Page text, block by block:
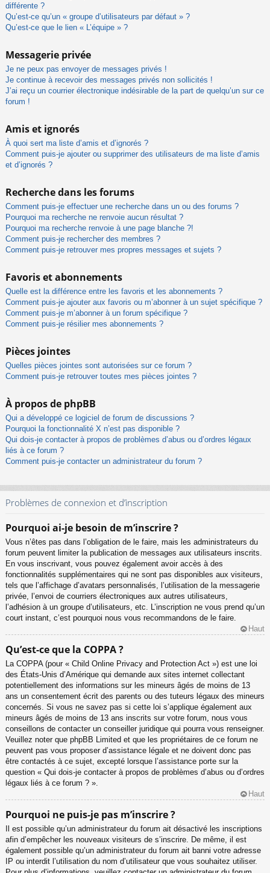
différente ?
Qu’est-ce qu’un « groupe d’utilisateurs par défaut » ?
Qu’est-ce que le lien « L’équipe » ?
Messagerie privée
Je ne peux pas envoyer de messages privés !
Je continue à recevoir des messages privés non sollicités !
J’ai reçu un courrier électronique indésirable de la part de quelqu’un sur ce
forum !
Amis et ignorés
À quoi sert ma liste d’amis et d’ignorés ?
Comment puis-je ajouter ou supprimer des utilisateurs de ma liste d’amis
et d’ignorés ?
Recherche dans les forums
Comment puis-je effectuer une recherche dans un ou des forums ?
Pourquoi ma recherche ne renvoie aucun résultat ?
Pourquoi ma recherche renvoie à une page blanche ?!
Comment puis-je rechercher des membres ?
Comment puis-je retrouver mes propres messages et sujets ?
Favoris et abonnements
Quelle est la différence entre les favoris et les abonnements ?
Comment puis-je ajouter aux favoris ou m’abonner à un sujet spécifique ?
Comment puis-je m’abonner à un forum spécifique ?
Comment puis-je résilier mes abonnements ?
Pièces jointes
Quelles pièces jointes sont autorisées sur ce forum ?
Comment puis-je retrouver toutes mes pièces jointes ?
À propos de phpBB
Qui a développé ce logiciel de forum de discussions ?
Pourquoi la fonctionnalité X n’est pas disponible ?
Qui dois-je contacter à propos de problèmes d’abus ou d’ordres légaux
liés à ce forum ?
Comment puis-je contacter un administrateur du forum ?
Problèmes de connexion et d’inscription
Pourquoi ai-je besoin de m’inscrire ?
Vous n’êtes pas dans l’obligation de le faire, mais les administrateurs du
forum peuvent limiter la publication de messages aux utilisateurs inscrits.
En vous inscrivant, vous pouvez également avoir accès à des
fonctionnalités supplémentaires qui ne sont pas disponibles aux visiteurs,
tels que l’affichage d’avatars personnalisés, l’utilisation de la messagerie
privée, l’envoi de courriers électroniques aux autres utilisateurs,
l’adhésion à un groupe d’utilisateurs, etc. L’inscription ne vous prend qu’un
court instant, c’est pourquoi nous vous recommandons de le faire.
Haut
Qu’est-ce que la COPPA ?
La COPPA (pour « Child Online Privacy and Protection Act ») est une loi
des États-Unis d’Amérique qui demande aux sites internet collectant
potentiellement des informations sur les mineurs âgés de moins de 13
ans un consentement écrit des parents ou des tuteurs légaux des mineurs
concernés. Si vous ne savez pas si cette loi s’applique également aux
mineurs âgés de moins de 13 ans inscrits sur votre forum, nous vous
conseillons de contacter un conseiller juridique qui pourra vous renseigner.
Veuillez noter que phpBB Limited et que les propriétaires de ce forum ne
peuvent pas vous proposer d’assistance légale et ne doivent donc pas
être contactés à ce sujet, excepté lorsque l’assistance porte sur la
question « Qui dois-je contacter à propos de problèmes d’abus ou d’ordres
légaux liés à ce forum ? ».
Haut
Pourquoi ne puis-je pas m’inscrire ?
Il est possible qu’un administrateur du forum ait désactivé les inscriptions
afin d’empêcher les nouveaux visiteurs de s’inscrire. De même, il est
également possible qu’un administrateur du forum ait banni votre adresse
IP ou interdit l’utilisation du nom d’utilisateur que vous souhaitez utiliser.